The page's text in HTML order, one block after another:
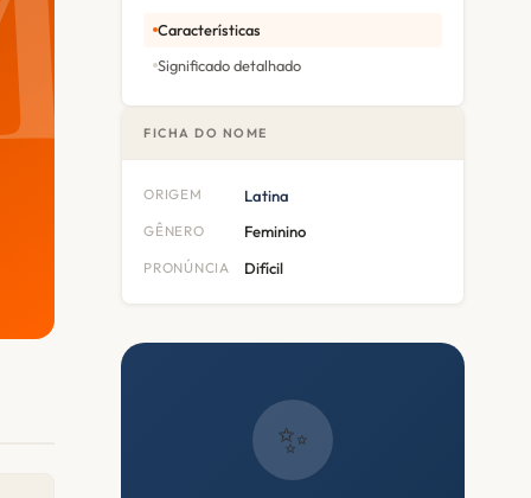
Características
Significado detalhado
FICHA DO NOME
ORIGEM Latina
GÊNERO Feminino
PRONÚNCIA Difícil
✨